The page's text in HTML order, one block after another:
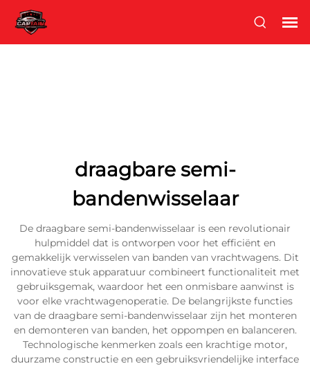
draagbare semi-
bandenwisselaar
De draagbare semi-bandenwisselaar is een revolutionair
hulpmiddel dat is ontworpen voor het efficiënt en
gemakkelijk verwisselen van banden van vrachtwagens. Dit
innovatieve stuk apparatuur combineert functionaliteit met
gebruiksgemak, waardoor het een onmisbare aanwinst is
voor elke vrachtwagenoperatie. De belangrijkste functies
van de draagbare semi-bandenwisselaar zijn het monteren
en demonteren van banden, het oppompen en balanceren.
Technologische kenmerken zoals een krachtige motor,
duurzame constructie en een gebruiksvriendelijke interface